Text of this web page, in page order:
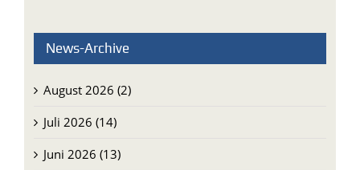
News-Archive
August 2026 (2)
Juli 2026 (14)
Juni 2026 (13)